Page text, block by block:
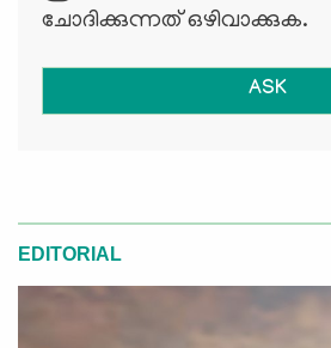
ചോദിക്കുന്നത് ഒഴിവാക്കുക.
ASK
EDITORIAL